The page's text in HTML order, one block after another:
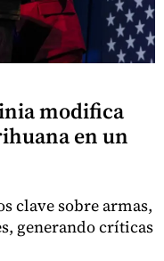
modifica
en un
clave sobre armas,
generando críticas